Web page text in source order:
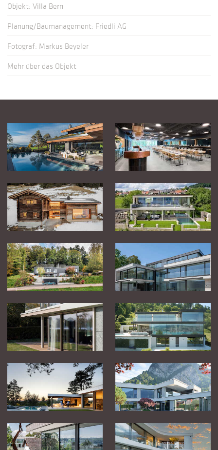
Objekt: Villa Bern
Planung/Baumanagement: Friedli AG
Fotograf: Markus Beyeler
Mehr über das Objekt